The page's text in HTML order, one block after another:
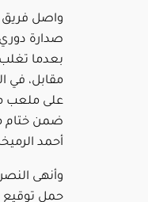
واصل فريق
صدارة
بعدما
مقابل، في
على ملعب
أحمد
وأنهى
حمل توقيع